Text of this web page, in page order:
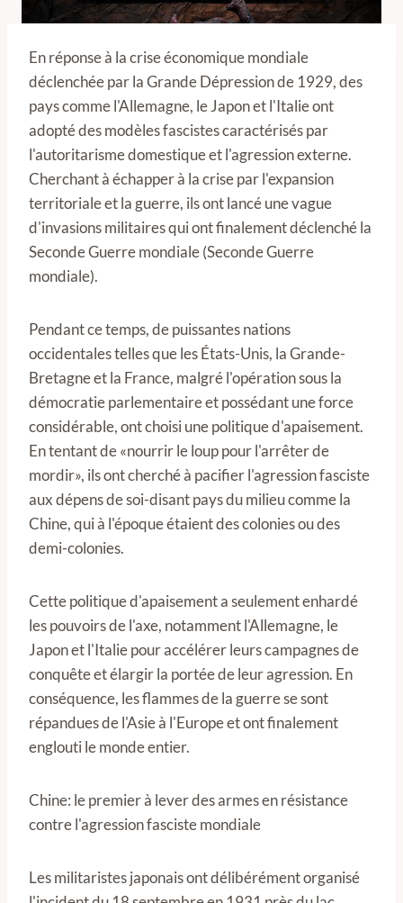
En réponse à la crise économique mondiale
déclenchée par la Grande Dépression de 1929, des
pays comme l'Allemagne, le Japon et l'Italie ont
adopté des modèles fascistes caractérisés par
l'autoritarisme domestique et l'agression externe.
Cherchant à échapper à la crise par l'expansion
territoriale et la guerre, ils ont lancé une vague
d'invasions militaires qui ont finalement déclenché la
Seconde Guerre mondiale (Seconde Guerre
mondiale).
Pendant ce temps, de puissantes nations
occidentales telles que les États-Unis, la Grande-
Bretagne et la France, malgré l'opération sous la
démocratie parlementaire et possédant une force
considérable, ont choisi une politique d'apaisement.
En tentant de «nourrir le loup pour l'arrêter de
mordir», ils ont cherché à pacifier l'agression fasciste
aux dépens de soi-disant pays du milieu comme la
Chine, qui à l'époque étaient des colonies ou des
demi-colonies.
Cette politique d'apaisement a seulement enhardé
les pouvoirs de l'axe, notamment l'Allemagne, le
Japon et l'Italie pour accélérer leurs campagnes de
conquête et élargir la portée de leur agression. En
conséquence, les flammes de la guerre se sont
répandues de l'Asie à l'Europe et ont finalement
englouti le monde entier.
Chine: le premier à lever des armes en résistance
contre l'agression fasciste mondiale
Les militaristes japonais ont délibérément organisé